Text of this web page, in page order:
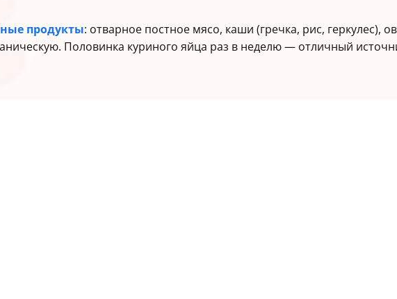
продукты: отварное постное мясо, каши (гречка, рис, геркулес),
Половинка куриного яйца раз в неделю — отличный